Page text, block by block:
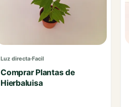
Luz directa·Facil
Comprar Plantas de
Hierbaluisa